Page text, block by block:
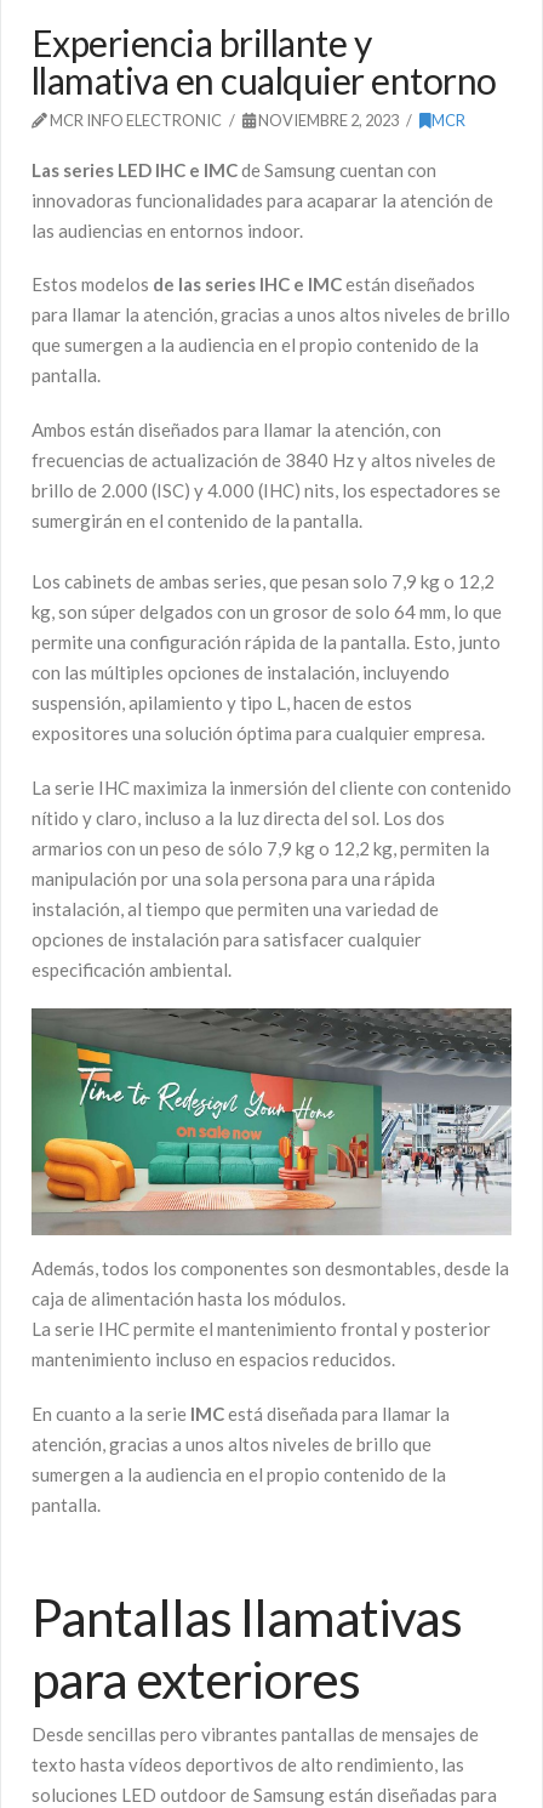
Experiencia brillante y
llamativa en cualquier entorno
MCR INFO ELECTRONIC NOVIEMBRE 2, 2023 MCR
Las series LED IHC e IMCde Samsung cuentan con
innovadoras funcionalidades para acaparar la atención de
las audiencias en entornos indoor.
Estos modelos de las series IHC e IMCestán diseñados
para llamar la atención, gracias a unos altos niveles de brillo
que sumergen a la audiencia en el propio contenido de la
pantalla.
Ambos están diseñados para llamar la atención, con
frecuencias de actualización de 3840 Hz y altos niveles de
brillo de 2.000 (ISC) y 4.000 (IHC) nits, los espectadores se
sumergirán en el contenido de la pantalla.
Los cabinets de ambas series, que pesan solo 7,9 kg o 12,2
kg, son súper delgados con un grosor de solo 64 mm, lo que
permite una configuración rápida de la pantalla. Esto, junto
con las múltiples opciones de instalación, incluyendo
suspensión, apilamiento y tipo L, hacen de estos
expositores una solución óptima para cualquier empresa.
La serie IHC maximiza la inmersión del cliente con contenido
nítido y claro, incluso a la luz directa del sol. Los dos
armarios con un peso de sólo 7,9 kg o 12,2 kg, permiten la
manipulación por una sola persona para una rápida
instalación, al tiempo que permiten una variedad de
opciones de instalación para satisfacer cualquier
especificación ambiental.
Además, todos los componentes son desmontables, desde la
caja de alimentación hasta los módulos.
La serie IHC permite el mantenimiento frontal y posterior
mantenimiento incluso en espacios reducidos.
En cuanto a la serie IMCestá diseñada para llamar la
atención, gracias a unos altos niveles de brillo que
sumergen a la audiencia en el propio contenido de la
pantalla.
Pantallas llamativas
para exteriores
Desde sencillas pero vibrantes pantallas de mensajes de
texto hasta vídeos deportivos de alto rendimiento, las
soluciones LED outdoor de Samsung están diseñadas para